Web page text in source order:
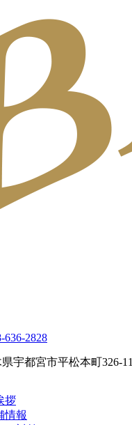
636-2828
宇都宮市平松本町326-11
拶
情報